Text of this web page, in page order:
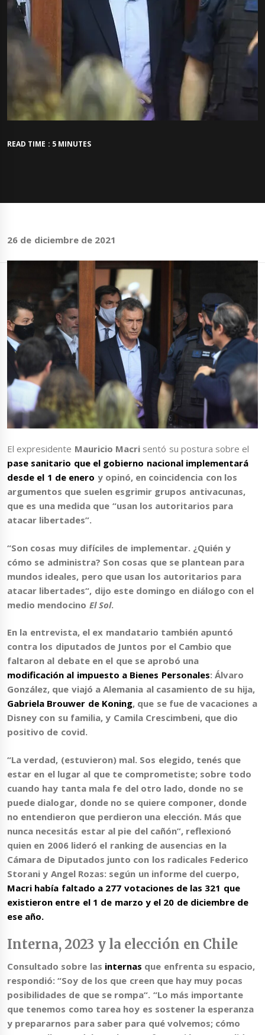
READ TIME : 5 MINUTES
26 de diciembre de 2021
El expresidente Mauricio Macri sentó su postura sobre el
pase sanitario que el gobierno nacional implementará
desde el 1 de enero y opinó, en coincidencia con los
argumentos que suelen esgrimir grupos antivacunas,
que es una medida que “usan los autoritarios para
atacar libertades”.
“Son cosas muy difíciles de implementar. ¿Quién y
cómo se administra? Son cosas que se plantean para
mundos ideales, pero que usan los autoritarios para
atacar libertades“, dijo este domingo en diálogo con el
medio mendocino El Sol.
En la entrevista, el ex mandatario también apuntó
contra los diputados de Juntos por el Cambio que
faltaron al debate en el que se aprobó una
modificación al impuesto a Bienes Personales: Álvaro
González, que viajó a Alemania al casamiento de su hija,
Gabriela Brouwer de Koning, que se fue de vacaciones a
Disney con su familia, y Camila Crescimbeni, que dio
positivo de covid.
“La verdad, (estuvieron) mal. Sos elegido, tenés que
estar en el lugar al que te comprometiste; sobre todo
cuando hay tanta mala fe del otro lado, donde no se
puede dialogar, donde no se quiere componer, donde
no entendieron que perdieron una elección. Más que
nunca necesitás estar al pie del cañón”, reflexionó
quien en 2006 lideró el ranking de ausencias en la
Cámara de Diputados junto con los radicales Federico
Storani y Angel Rozas: según un informe del cuerpo,
Macri había faltado a 277 votaciones de las 321 que
existieron entre el 1 de marzo y el 20 de diciembre de
ese año.
Interna, 2023 y la elección en Chile
Consultado sobre las internas que enfrenta su espacio,
respondió: “Soy de los que creen que hay muy pocas
posibilidades de que se rompa“. “Lo más importante
que tenemos como tarea hoy es sostener la esperanza
y prepararnos para saber para qué volvemos; cómo